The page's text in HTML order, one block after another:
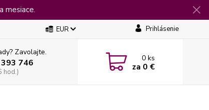
mesiace.
EUR Prihlásenie
Zavolajte.
746
hod.)
0ks
za 0 €